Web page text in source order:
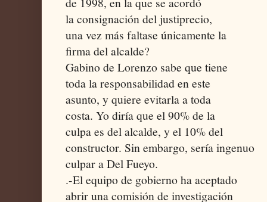
la consignación del justiprecio,
una vez más faltase únicamente la
firma del alcalde?
Gabino de Lorenzo sabe que tiene
toda la responsabilidad en este
asunto, y quiere evitarla a toda
costa. Yo diría que el 90% de la
culpa es del alcalde, y el 10% del
constructor. Sin embargo, sería ingenuo
culpar a Del Fueyo.
.-El equipo de gobierno ha aceptado
abrir una comisión de investigación